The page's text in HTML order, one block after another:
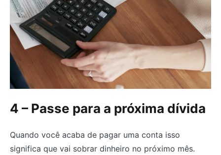
4 – Passe para a próxima dívida
Quando você acaba de pagar uma conta isso
significa que vai sobrar dinheiro no próximo mês.